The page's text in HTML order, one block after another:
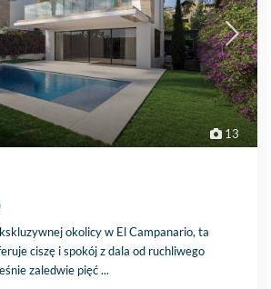
13
okolicy w El Campanario, ta
ciszę i spokój z dala od ruchliwego
zaledwie pięć...